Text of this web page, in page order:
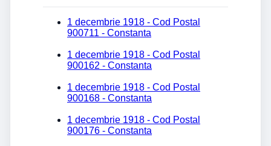
1 decembrie 1918 - Cod Postal
900711 - Constanta
1 decembrie 1918 - Cod Postal
900162 - Constanta
1 decembrie 1918 - Cod Postal
900168 - Constanta
1 decembrie 1918 - Cod Postal
900176 - Constanta